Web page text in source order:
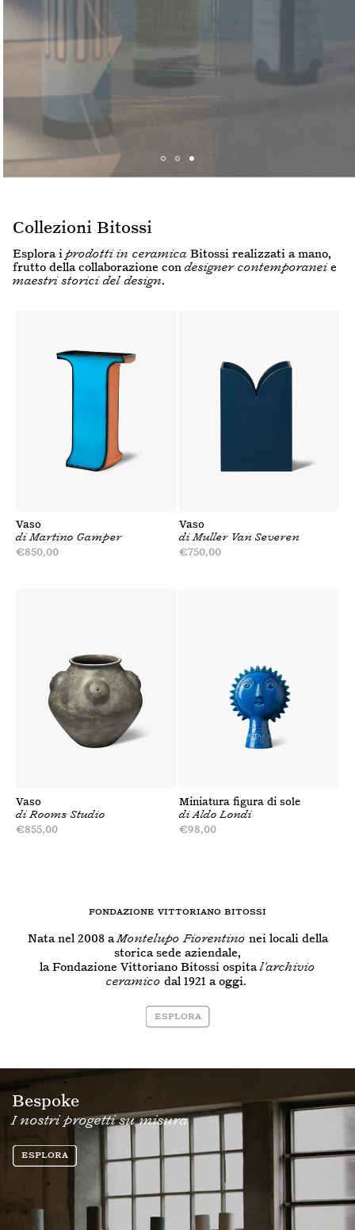
Collezioni Bitossi
Esplora iprodotti in ceramica Bitossi realizzati a mano,
frutto della collaborazione con designer contemporaneie
maestri storici del design.
Vaso
di Martino Gamper
Prezzo
€850,00
Vaso
di Muller Van Severen
Prezzo
€750,00
Vaso
diRooms Studio
Prezzo
€855,00
Miniatura figura di sole
diAldo Londi
Prezzo
€98,00
FONDAZIONE VITTORIANO BITOSSI
Nata nel 2008 aMontelupo Fiorentino nei locali della
storica sede aziendale,
la Fondazione Vittoriano Bitossi ospital'archivio
ceramico dal 1921 a oggi.
Esplora
Bespoke
I nostri progetti su misura
Esplora